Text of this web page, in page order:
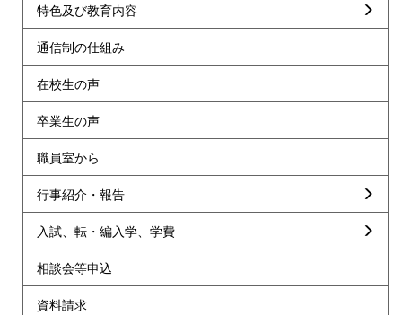
特色及び教育内容
通信制の仕組み
在校生の声
卒業生の声
職員室から
行事紹介・報告
入試、転・編入学、学費
相談会等申込
資料請求